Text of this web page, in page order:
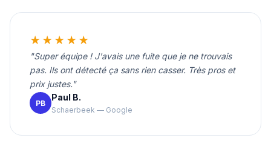
★★★★★
"Super équipe ! J'avais une fuite que je ne trouvais
pas. Ils ont détecté ça sans rien casser. Très pros et
prix justes."
PB
Paul B.
Schaerbeek — Google